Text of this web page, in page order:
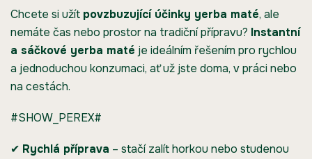
Chcete si užít povzbuzující účinky yerba maté, ale
nemáte čas nebo prostor na tradiční přípravu? Instantní
a sáčkové yerba maté je ideálním řešením pro rychlou
a jednoduchou konzumaci, ať už jste doma, v práci nebo
na cestách.
#SHOW_PEREX#
✔ Rychlá příprava – stačí zalít horkou nebo studenou